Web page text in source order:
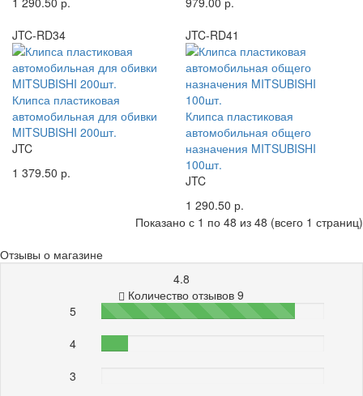
JTC-RD34
Клипса пластиковая
автомобильная для обивки
MITSUBISHI 200шт.
JTC
1 379.50 р.
JTC-RD41
Клипса пластиковая
автомобильная общего
назначения MITSUBISHI
100шт.
JTC
1 290.50 р.
Показано с 1 по 48 из 48 (всего 1 страниц)
Отзывы о магазине
4.8
Количество отзывов 9
5
87%
4
3